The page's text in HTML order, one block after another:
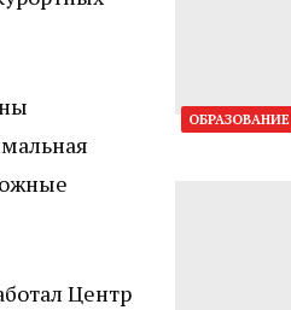
Центр
ОБРАЗОВАНИЕ